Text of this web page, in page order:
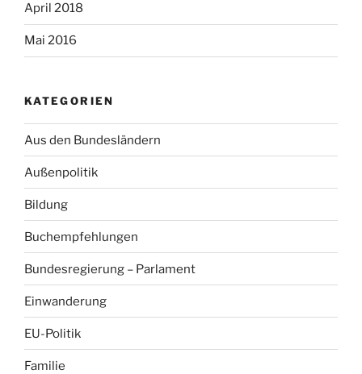
April 2018
Mai 2016
KATEGORIEN
Aus den Bundesländern
Außenpolitik
Bildung
Buchempfehlungen
Bundesregierung – Parlament
Einwanderung
EU-Politik
Familie